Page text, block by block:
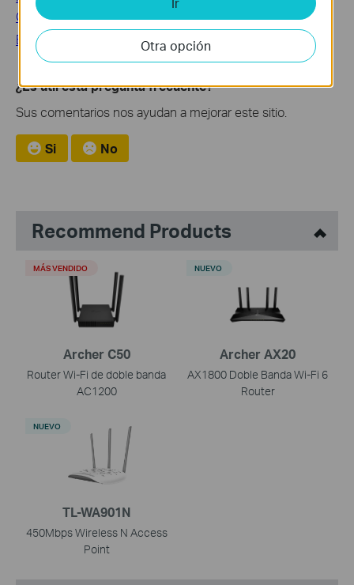
Controller — OC220
Brand-New Tapo Version 3.0
¿Es útil esta pregunta frecuente?
Sus comentarios nos ayudan a mejorar este sitio.
Si No
Recommend Products
Archer C50
Router Wi-Fi de doble banda
AC1200
MÁS VENDIDO
Archer AX20
AX1800 Doble Banda Wi-Fi 6
Router
NUEVO
TL-WA901N
450Mbps Wireless N Access
Point
NUEVO
Otra opción